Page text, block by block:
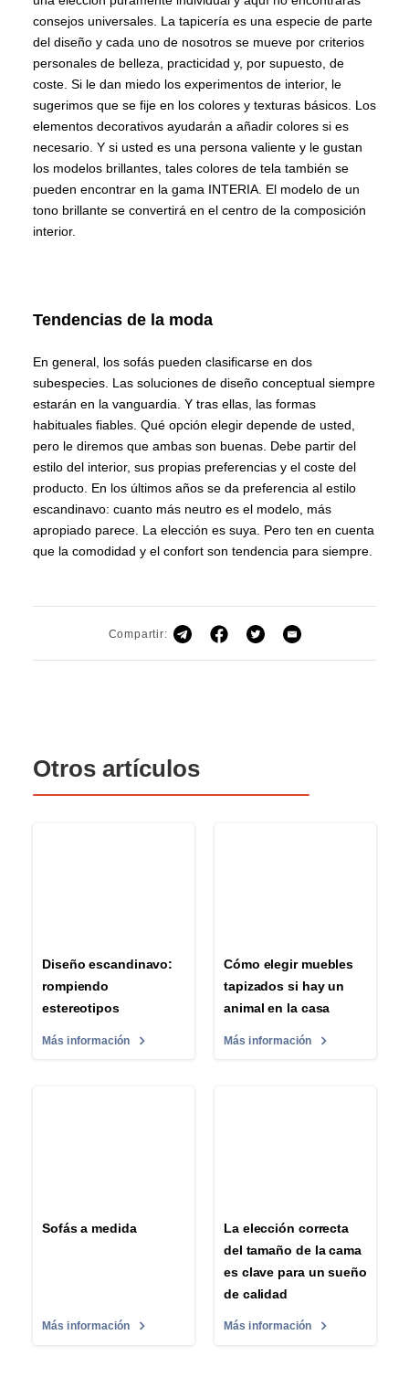
consejos universales. La tapicería es una especie de parte
del diseño y cada uno de nosotros se mueve por criterios
personales de belleza, practicidad y, por supuesto, de
coste. Si le dan miedo los experimentos de interior, le
sugerimos que se fije en los colores y texturas básicos. Los
elementos decorativos ayudarán a añadir colores si es
necesario. Y si usted es una persona valiente y le gustan
los modelos brillantes, tales colores de tela también se
pueden encontrar en la gama INTERIA. El modelo de un
tono brillante se convertirá en el centro de la composición
interior.
Tendencias de la moda
En general, los sofás pueden clasificarse en dos
subespecies. Las soluciones de diseño conceptual siempre
estarán en la vanguardia. Y tras ellas, las formas
habituales fiables. Qué opción elegir depende de usted,
pero le diremos que ambas son buenas. Debe partir del
estilo del interior, sus propias preferencias y el coste del
producto. En los últimos años se da preferencia al estilo
escandinavo: cuanto más neutro es el modelo, más
apropiado parece. La elección es suya. Pero ten en cuenta
que la comodidad y el confort son tendencia para siempre.
Compartir:
Otros artículos
Diseño escandinavo:
rompiendo
estereotipos
Más información
Cómo elegir muebles
tapizados si hay un
animal en la casa
Más información
Sofás a medida
Más información
La elección correcta
del tamaño de la cama
es clave para un sueño
de calidad
Más información